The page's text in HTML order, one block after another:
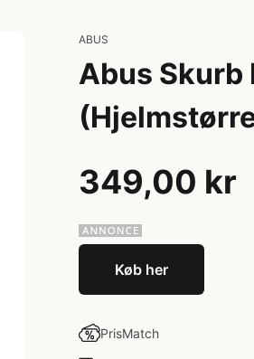
ABUS
Abus Skurb
349,00 kr
Køb her
PrisMatch